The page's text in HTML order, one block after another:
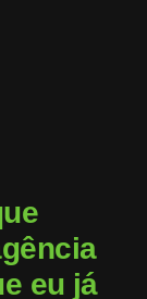
eu já